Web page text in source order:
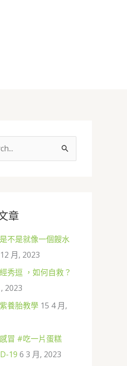
章
不是就像一個餿水
月, 2023
秀逗 ，如何自救？
2023
養胎教學 15 4 月,
冒 #吃一片蛋糕
19 6 3 月, 2023